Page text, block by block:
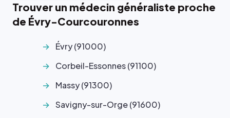
Trouver un médecin généraliste proche
de Évry-Courcouronnes
Évry (91000)
Corbeil-Essonnes (91100)
Massy (91300)
Savigny-sur-Orge (91600)